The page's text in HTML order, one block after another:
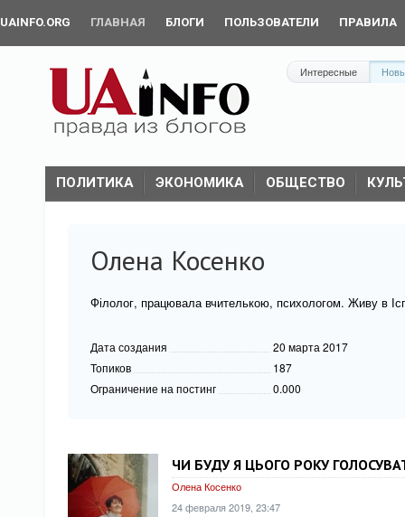
UAINFO.ORG ГЛАВНАЯ БЛОГИ ПОЛЬЗОВАТЕЛИ ПРАВИЛА
Интересные
ПОЛИТИКА ЭКОНОМИКА ОБЩЕСТВО
Олена Косенко
Філолог, працювала вчителькою, психологом. Живу в
Дата создания
20 марта 2017
Топиков
187
Ограничение на постинг
0.000
ЧИ БУДУ Я ЦЬОГО РОКУ
Олена Косенко
24 февраля 2019, 23:47